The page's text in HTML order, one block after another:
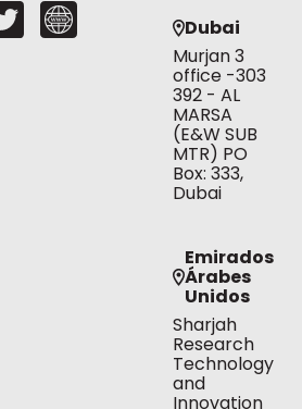
Dubai
Murjan 3
office -303
392 - AL
MARSA
(E&W SUB
MTR) PO
Box: 333,
Dubai
Emirados
Árabes
Unidos
Sharjah
Research
Technology
and
Innovation